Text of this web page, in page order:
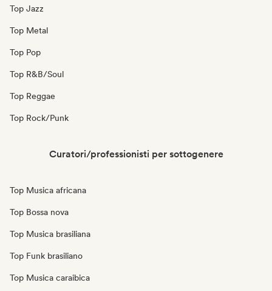
Top Jazz
Top Metal
Top Pop
Top R&B/Soul
Top Reggae
Top Rock/Punk
Curatori/professionisti per sottogenere
Top Musica africana
Top Bossa nova
Top Musica brasiliana
Top Funk brasiliano
Top Musica caraibica